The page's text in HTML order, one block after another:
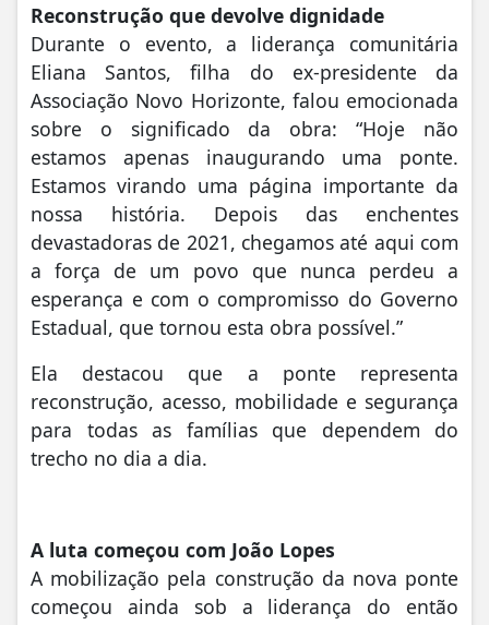
Reconstrução que devolve dignidade
Durante o evento, a liderança comunitária
Eliana Santos, filha do ex-presidente da
Associação Novo Horizonte, falou emocionada
sobre o significado da obra: “Hoje não
estamos apenas inaugurando uma ponte.
Estamos virando uma página importante da
nossa história. Depois das enchentes
devastadoras de 2021, chegamos até aqui com
a força de um povo que nunca perdeu a
esperança e com o compromisso do Governo
Estadual, que tornou esta obra possível.”
Ela destacou que a ponte representa
reconstrução, acesso, mobilidade e segurança
para todas as famílias que dependem do
trecho no dia a dia.
A luta começou com João Lopes
A mobilização pela construção da nova ponte
começou ainda sob a liderança do então